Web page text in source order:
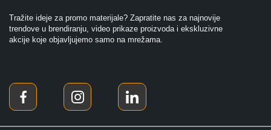
Tražite ideje za promo materijale? Zapratite nas za najnovije
trendove u brendiranju, video prikaze proizvoda i ekskluzivne
akcije koje objavljujemo samo na mrežama.